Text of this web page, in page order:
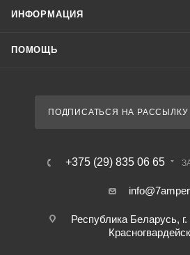
ИНФОРМАЦИЯ
ПОМОЩЬ
ПОДПИСАТЬСЯ НА РАССЫЛКУ
+375 (29) 835 06 65
Республика Беларусь,